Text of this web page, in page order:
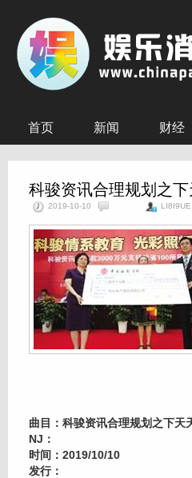
首页 新闻 财经
科骏资讯合理规划之
2019-10-10 LI8I9UE
曲目：科骏资讯合理规划之下天
NJ：
时间：2019/10/10
发行：